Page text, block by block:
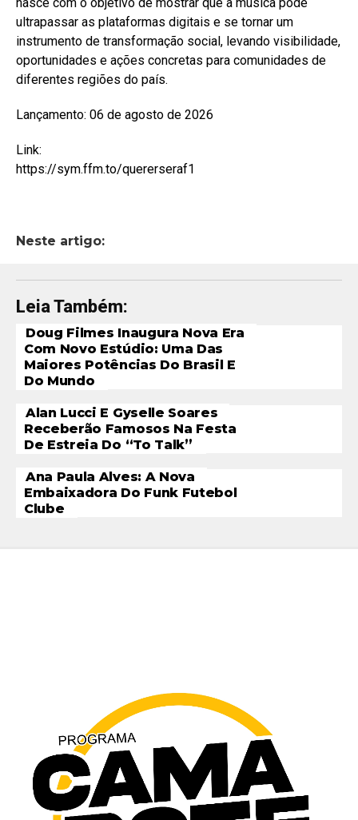
ultrapassar as plataformas digitais e se tornar um
instrumento de transformação social, levando visibilidade,
oportunidades e ações concretas para comunidades de
diferentes regiões do país.
Lançamento: 06 de agosto de 2026
Link:
https://sym.ffm.to/quererseraf1
Neste artigo:
Leia Também:
Doug Filmes Inaugura Nova Era
Com Novo Estúdio: Uma Das
Maiores Potências Do Brasil E
Do Mundo
Alan Lucci E Gyselle Soares
Receberão Famosos Na Festa
De Estreia Do “To Talk”
Ana Paula Alves: A Nova
Embaixadora Do Funk Futebol
Clube